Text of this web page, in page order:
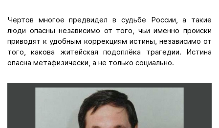
Чертов многое предвидел в судьбе России, а такие
люди опасны независимо от того, чьи именно происки
приводят к удобным коррекциям истины, независимо от
того, какова житейская подоплёка трагедии. Истина
опасна метафизически, а не только социально.